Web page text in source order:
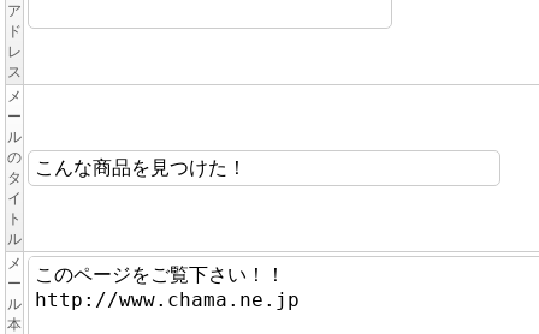
ア
ド
レ
ス
メ
ー
ル
の
タ
イ
ト
ル
メ
ー
ル
本